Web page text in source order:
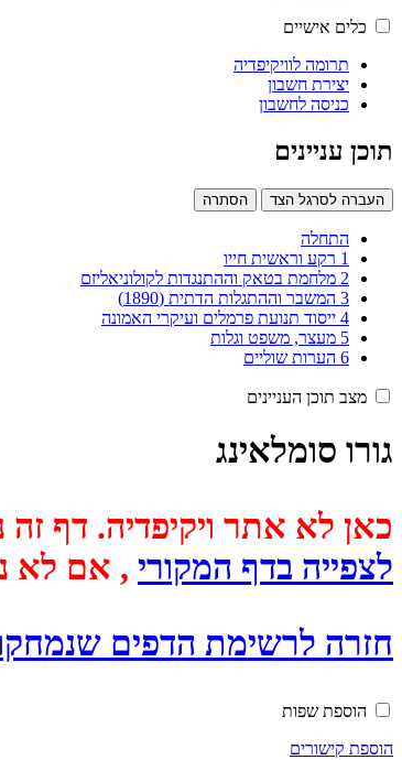
כלים אישיים
תרומה לוויקיפדיה
יצירת חשבון
כניסה לחשבון
תוכן עניינים
העברה לסרגל הצד הסתרה
התחלה
1 רקע וראשית חייו
2 מלחמת בטאק וההתנגדות לקולוניאליזם
3 המשבר וההתגלות הדתית (1890)
4 ייסוד תנועת פרמלים ועיקרי האמונה
5 מעצר, משפט וגלות
6 הערות שוליים
מצב תוכן העניינים
גורו סומלאינג
כאן לא אתר ויקיפדיה. דף זה נשמר אוטומטית
לצפייה בדף המקורי , אם לא
חזרה לרשימת הדפים
הוספת שפות
הוספת קישורים